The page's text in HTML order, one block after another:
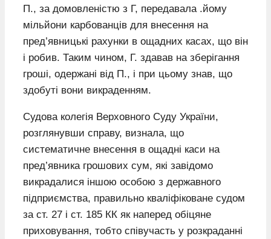
П., за домовленістю з Г, передавала .йому
мільйони карбованців для внесення на
пред’явницькі рахунки в ощадних касах, що він
і робив. Таким чином, Г. здавав на зберігання
гроші, одержані від П., і при цьому знав, що
здобуті вони викраденням.
Судова колегія Верховного Суду України,
розглянувши справу, визнала, що
систематичне внесення в ощадні каси на
пред’явника грошових сум, які завідомо
викрадалися іншою особою з державного
підприємства, правильно кваліфіковане судом
за ст. 27 і ст. 185 КК як наперед обіцяне
приховування, тобто співучасть у розкраданні